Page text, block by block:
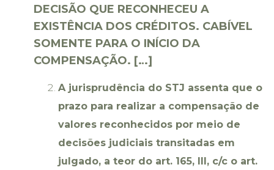
DECISÃO QUE RECONHECEU A
EXISTÊNCIA DOS CRÉDITOS. CABÍVEL
SOMENTE PARA O INÍCIO DA
COMPENSAÇÃO. […]
A jurisprudência do STJ assenta que o
prazo para realizar a compensação de
valores reconhecidos por meio de
decisões judiciais transitadas em
julgado, a teor do art. 165, III, c/c o art.